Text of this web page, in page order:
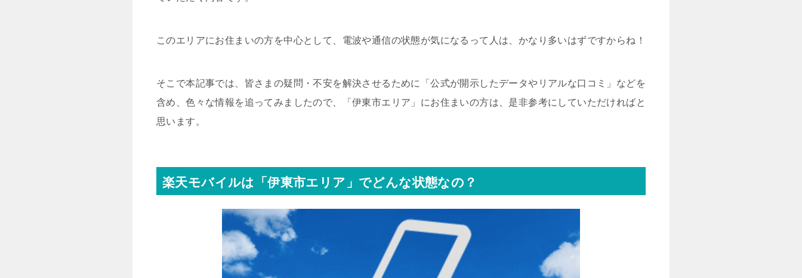
このエリアにお住まいの方を中心として、電波や通信の状態が気になるって人は、かなり多いはずですからね！
そこで本記事では、皆さまの疑問・不安を解決させるために「公式が開示したデータやリアルな口コミ」などを
含め、色々な情報を追ってみましたので、「伊東市エリア」にお住まいの方は、是非参考にしていただければと
思います。
楽天モバイルは「伊東市エリア」でどんな状態なの？